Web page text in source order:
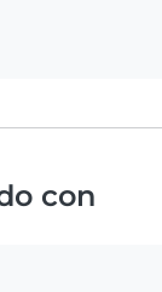
con